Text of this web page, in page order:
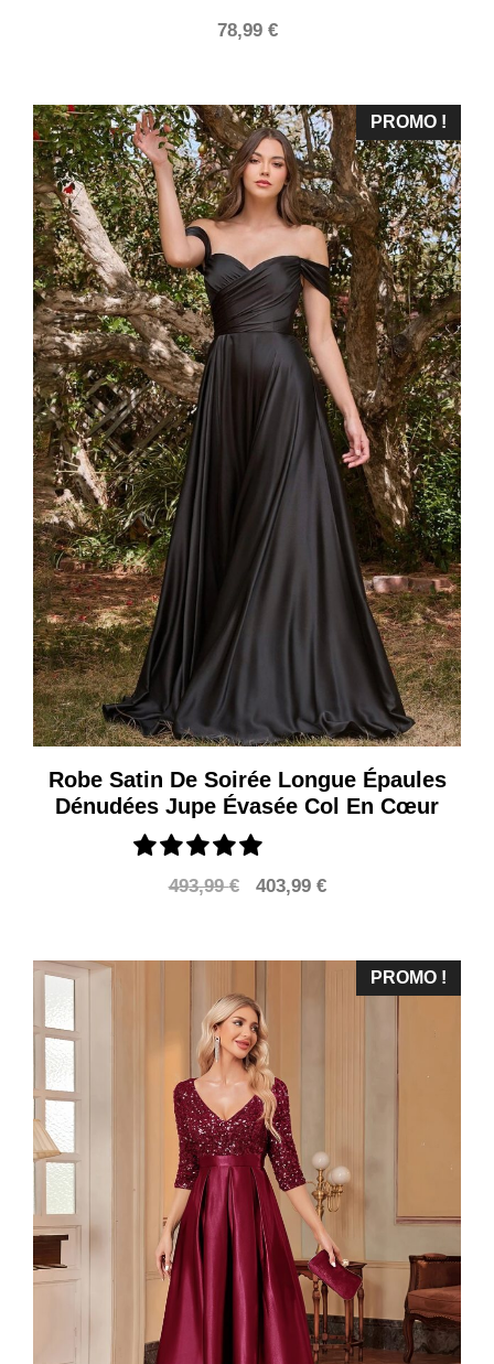
78,99 €
PROMO !
Robe Satin De Soirée Longue Épaules
Dénudées Jupe Évasée Col En Cœur
493,99€
Le
était :
493,99 €.
403,99 €Le
est :
403,99 €.
PROMO !